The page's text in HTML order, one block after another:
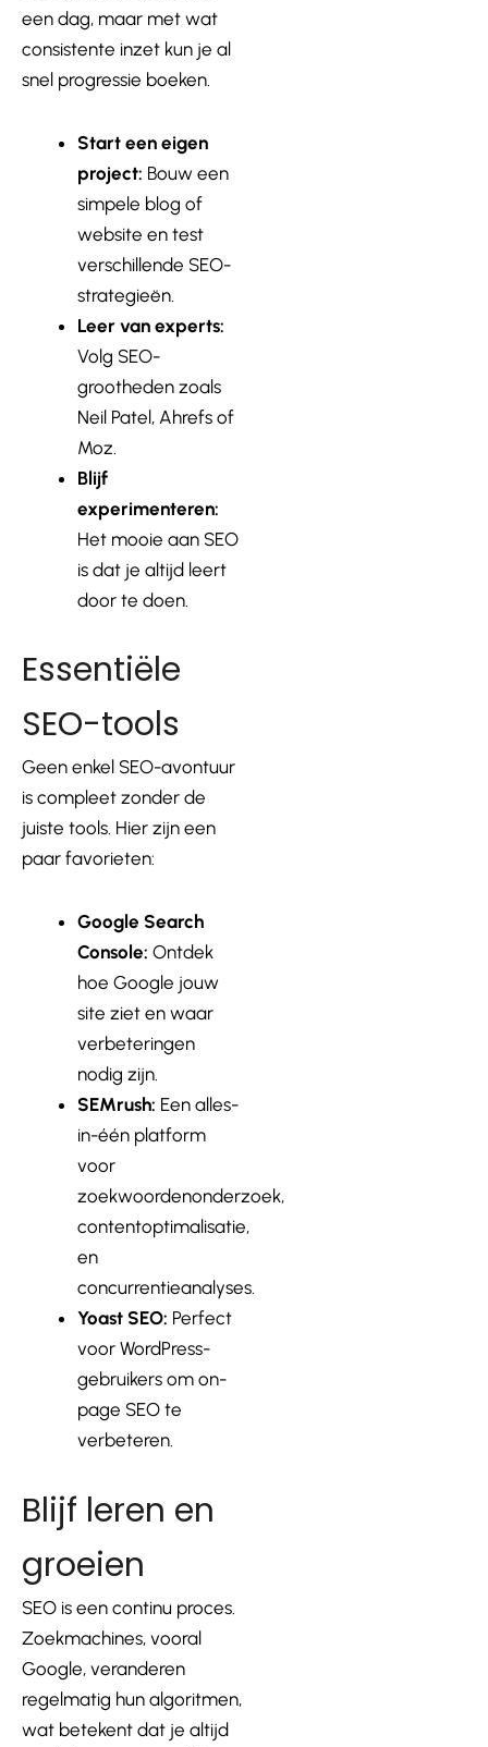
een dag, maar met wat
consistente inzet kun je al
snel progressie boeken.
Start een eigen
project: Bouw een
simpele blog of
website en test
verschillende SEO-
strategieën.
Leer van experts:
Volg SEO-
grootheden zoals
Neil Patel, Ahrefs of
Moz
Blijf
experimenteren:
Het mooie aan SEO
is dat je altijd leert
door te doen.
Essentiële
SEO-tools
Geen enkel SEO-avontuur
is compleet zonder de
juiste tools. Hier zijn een
paar favorieten:
Google Search
Console: Ontdek
hoe Google jouw
site ziet en waar
verbeteringen
nodig zijn.
SEMrush: Een alles-
in-één platform
voor
zoekwoordenonderzoek,
contentoptimalisatie,
en
concurrentieanalyses.
Yoast SEO: Perfect
voor WordPress-
gebruikers om on-
page SEO te
verbeteren.
Blijf leren en
groeien
SEO is een continu proces.
Zoekmachines, vooral
Google, veranderen
regelmatig hun algoritmen,
wat betekent dat je altijd